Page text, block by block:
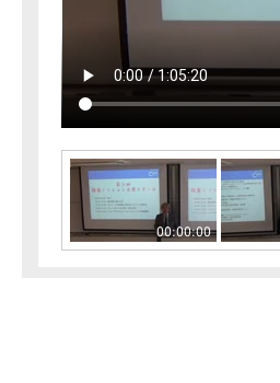
00:00:00